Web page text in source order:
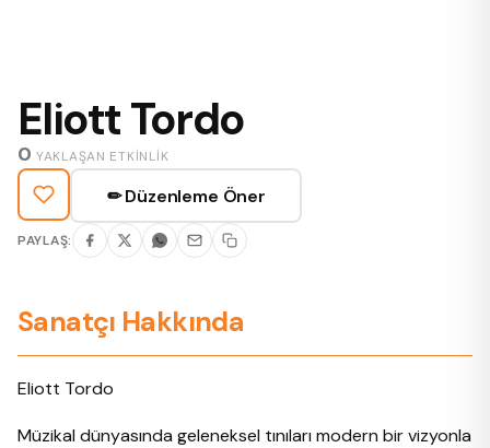
Eliott Tordo
0 YAKLAŞAN ETKINLIK
✏ Düzenleme Öner
PAYLAŞ:
Sanatçı Hakkında
Eliott Tordo
Müzikal dünyasında geleneksel tınıları modern bir vizyonla